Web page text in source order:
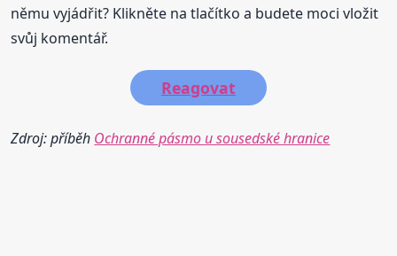
němu vyjádřit? Klikněte na tlačítko a budete moci vložit
svůj komentář.
Reagovat
Zdroj: příběh Ochranné pásmo u sousedské hranice